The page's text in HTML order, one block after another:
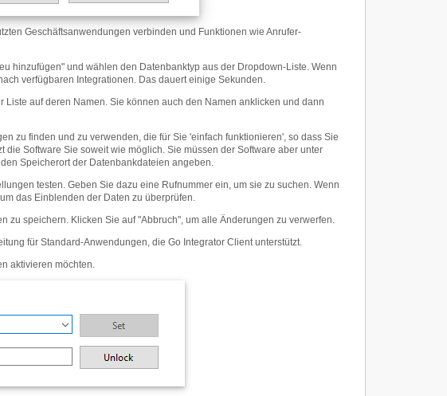
Geschäftsanwendungen verbinden und Funktionen wie Anrufer-
hinzufügen" und wählen den Datenbanktyp aus der Dropdown-Liste. Wenn
verfügbaren Integrationen. Das dauert einige Sekunden.
auf deren Namen. Sie können auch den Namen anklicken und dann
zu finden und zu verwenden, die für Sie 'einfach funktionieren', so dass Sie
Software Sie soweit wie möglich. Sie müssen der Software aber unter
Speicherort der Datenbankdateien angeben.
testen. Geben Sie dazu eine Rufnummer ein, um sie zu suchen. Wenn
das Einblenden der Daten zu überprüfen.
zu speichern. Klicken Sie auf "Abbruch", um alle Änderungen zu verwerfen.
für Standard-Anwendungen, die Go Integrator Client unterstützt.
aktivieren möchten.